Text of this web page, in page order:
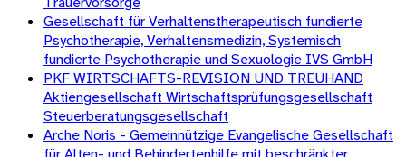
Gesellschaft für Verhaltenstherapeutisch fundierte
Psychotherapie, Verhaltensmedizin, Systemisch
fundierte Psychotherapie und Sexuologie IVS GmbH
PKF WIRTSCHAFTS-REVISION UND TREUHAND
Aktiengesellschaft Wirtschaftsprüfungsgesellschaft
Steuerberatungsgesellschaft
Arche Noris - Gemeinnützige Evangelische Gesellschaft